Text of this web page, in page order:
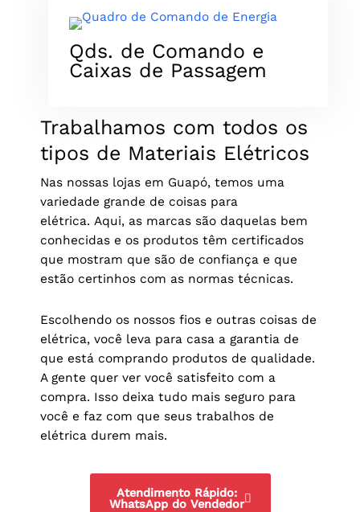
Qds. de Comando e
Caixas de Passagem
Trabalhamos com todos os
tipos de Materiais Elétricos
Nas nossas lojas em Guapó, temos uma
variedade grande de coisas para
elétrica. Aqui, as marcas são daquelas bem
conhecidas e os produtos têm certificados
que mostram que são de confiança e que
estão certinhos com as normas técnicas.
Escolhendo os nossos fios e outras coisas de
elétrica, você leva para casa a garantia de
que está comprando produtos de qualidade.
A gente quer ver você satisfeito com a
compra. Isso deixa tudo mais seguro para
você e faz com que seus trabalhos de
elétrica durem mais.
Atendimento Rápido:
WhatsApp do Vendedor